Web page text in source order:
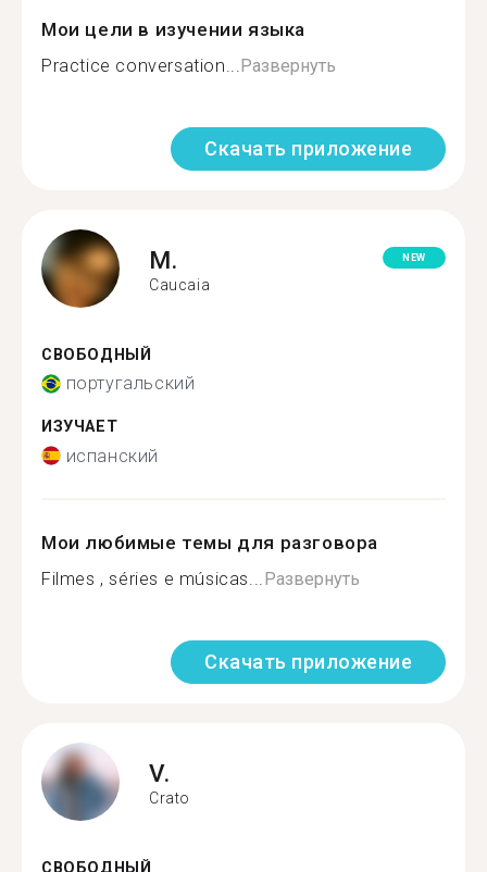
Мои цели в изучении языка
Practice conversation... Развернуть
Скачать приложение
M.
Caucaia
NEW
СВОБОДНЫЙ
португальский
ИЗУЧАЕТ
испанский
Мои любимые темы для разговора
Filmes , séries e músicas... Развернуть
Скачать приложение
V.
Crato
СВОБОДНЫЙ